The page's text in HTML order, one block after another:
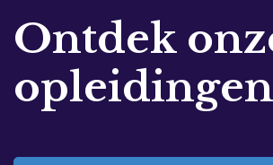
Ontdek
opleidingen